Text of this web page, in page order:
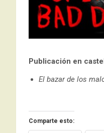
Publicación en
El bazar de los
Comparte esto: